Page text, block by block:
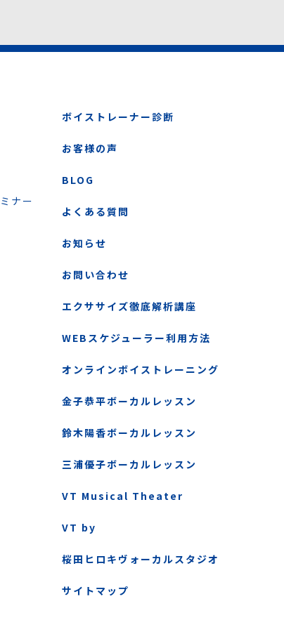
ナー
ボイストレーナー診断
お客様の声
BLOG
よくある質問
お知らせ
お問い合わせ
エクササイズ徹底解析講座
WEBスケジューラー利用方法
オンラインボイストレーニング
金子恭平ボーカルレッスン
鈴木陽香ボーカルレッスン
三浦優子ボーカルレッスン
VT Musical Theater
VT by
桜田ヒロキヴォーカルスタジオ
サイトマップ